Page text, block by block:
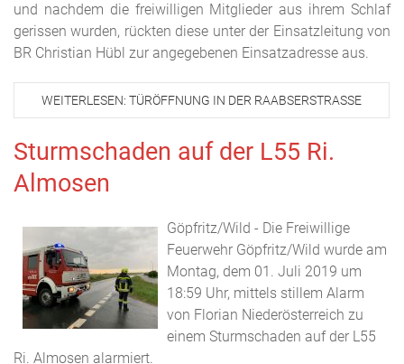
und nachdem die freiwilligen Mitglieder aus ihrem Schlaf
gerissen wurden, rückten diese unter der Einsatzleitung von
BR Christian Hübl zur angegebenen Einsatzadresse aus.
WEITERLESEN: TÜRÖFFNUNG IN DER RAABSERSTRASSE
Sturmschaden auf der L55 Ri.
Almosen
Göpfritz/Wild - Die Freiwillige
Feuerwehr Göpfritz/Wild wurde am
Montag, dem 01. Juli 2019 um
18:59 Uhr, mittels stillem Alarm
von Florian Niederösterreich zu
einem Sturmschaden auf der L55
Ri. Almosen alarmiert.